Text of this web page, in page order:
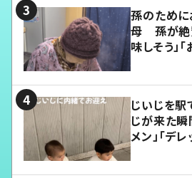
孫のため
母 孫が絶
味しそう」
じいじを
じが来た瞬
メン」「デ